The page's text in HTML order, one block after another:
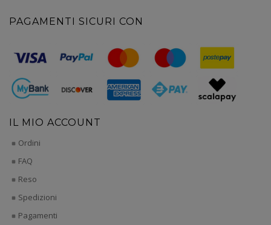
PAGAMENTI SICURI CON
IL MIO ACCOUNT
Ordini
FAQ
Reso
Spedizioni
Pagamenti